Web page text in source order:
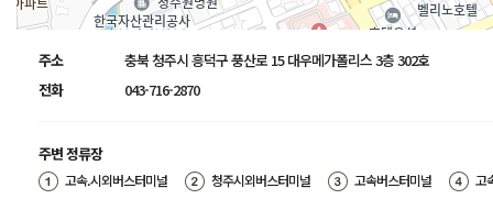
주소
충북 청주시 흥덕구 풍산로 15 대우메가폴리스 3층 302호
전화
043-716-2870
주변 정류장
고속.시외버스터미널 청주시외버스터미널 고속버스터미널 고